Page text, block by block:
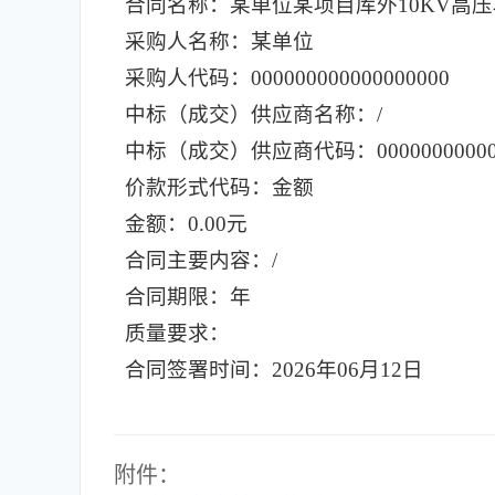
合同名称：某单位某项目库外10KV高
采购人名称：某单位
采购人代码：000000000000000000
中标（成交）供应商名称：/
中标（成交）供应商代码：
价款形式代码：金额
金额：0.00元
合同主要内容：/
合同期限：年
质量要求：
合同签署时间：2026年06月12日
附件：